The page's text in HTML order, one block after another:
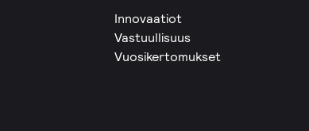
Innovaatiot
Vastuullisuus
Vuosikertomukset